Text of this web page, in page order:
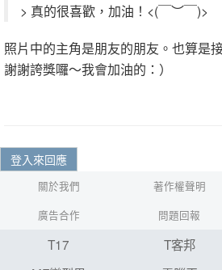
> 真的很喜歡，加油！<(￣︶￣)>
照片中的主角是朋友的朋友。也算是
謝謝誇獎囉～我會加油的：）
登入來回應
關於我們 著作權聲明
廣告合作
問題回報
T17 T客邦